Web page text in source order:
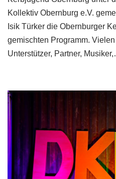
Kollektiv Obernburg e.V.
Isik Türker die Obernburger
gemischten Programm.
Unterstützer, Partner,